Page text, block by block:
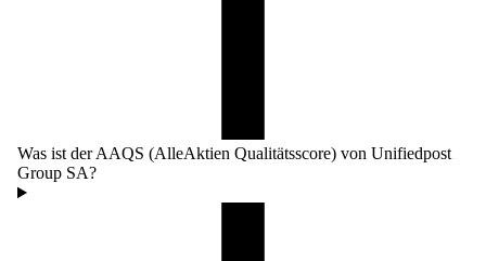
Was ist der AAQS (AlleAktien Qualitätsscore) von Unifiedpost
Group SA?